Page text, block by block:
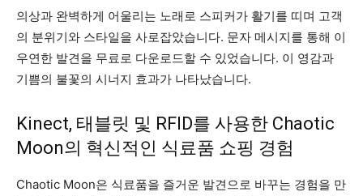
의상과 완벽하게 어울리는 노래로 스피커가 활기를 띠며 고객
의 분위기와 스타일을 사로잡았습니다. 문자 메시지를 통해 이
우연한 발견을 무료로 다운로드할 수 있었습니다. 이 영감과
기쁨의 불꽃의 시너지 효과가 나타났습니다.
Kinect, 태블릿 및 RFID를 사용한 Chaotic
Moon의 혁신적인 식료품 쇼핑 경험
Chaotic Moon은 식료품을 즐거운 발견으로 바꾸는 경험을 만